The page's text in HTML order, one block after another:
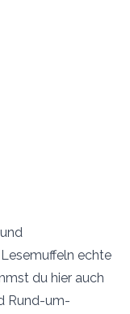
echte
du hier auch
Rund-um-